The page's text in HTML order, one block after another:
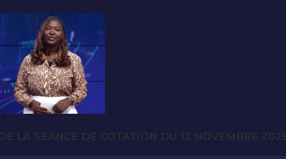
LA SÉANCE DE COTATION DU 12 NOVEMBRE 2025